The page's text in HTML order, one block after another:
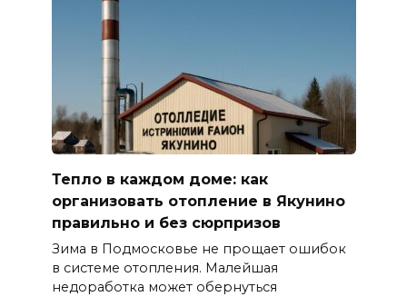
Тепло в каждом доме: как
организовать отопление в Якунино
правильно и без сюрпризов
Зима в Подмосковье не прощает ошибок
в системе отопления. Малейшая
недоработка может обернуться